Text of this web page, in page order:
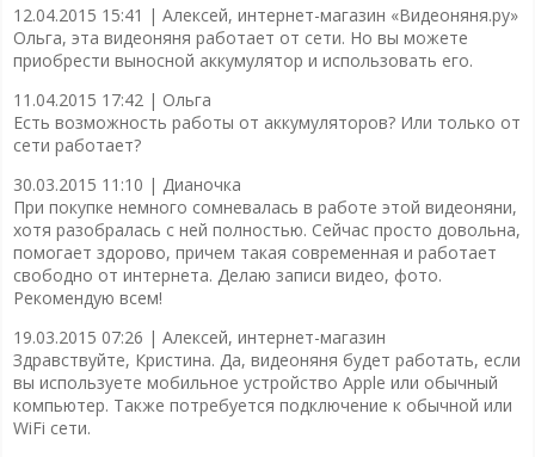
12.04.2015 15:41 | Алексей, интернет-магазин «Видеоняня.ру»
Ольга, эта видеоняня работает от сети. Но вы можете
приобрести выносной аккумулятор и использовать его.
11.04.2015 17:42 | Ольга
Есть возможность работы от аккумуляторов? Или только от
сети работает?
30.03.2015 11:10 | Дианочка
При покупке немного сомневалась в работе этой видеоняни,
хотя разобралась с ней полностью. Сейчас просто довольна,
помогает здорово, причем такая современная и работает
свободно от интернета. Делаю записи видео, фото.
Рекомендую всем!
19.03.2015 07:26 | Алексей, интернет-магазин
Здравствуйте, Кристина. Да, видеоняня будет работать, если
вы используете мобильное устройство Apple или обычный
компьютер. Также потребуется подключение к обычной или
WiFi сети.